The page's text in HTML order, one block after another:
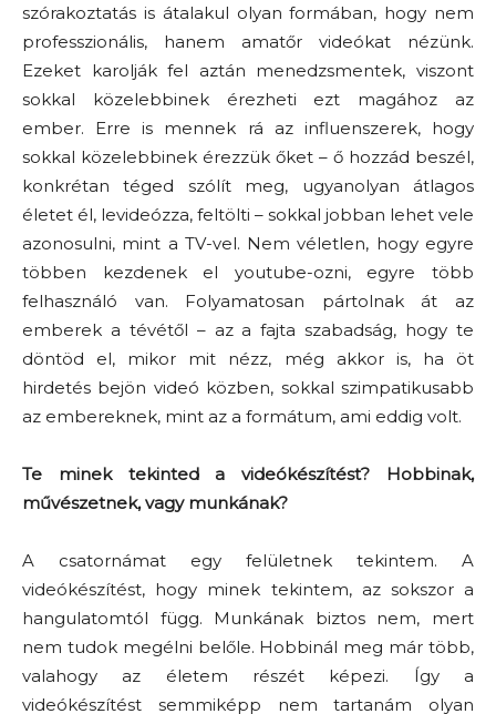
szórakoztatás is átalakul olyan formában, hogy nem
professzionális, hanem amatőr videókat nézünk.
Ezeket karolják fel aztán menedzsmentek, viszont
sokkal közelebbinek érezheti ezt magához az
ember. Erre is mennek rá az influenszerek, hogy
sokkal közelebbinek érezzük őket – ő hozzád beszél,
konkrétan téged szólít meg, ugyanolyan átlagos
életet él, levideózza, feltölti – sokkal jobban lehet vele
azonosulni, mint a TV-vel. Nem véletlen, hogy egyre
többen kezdenek el youtube-ozni, egyre több
felhasználó van. Folyamatosan pártolnak át az
emberek a tévétől – az a fajta szabadság, hogy te
döntöd el, mikor mit nézz, még akkor is, ha öt
hirdetés bejön videó közben, sokkal szimpatikusabb
az embereknek, mint az a formátum, ami eddig volt.
Te minek tekinted a videókészítést? Hobbinak,
művészetnek, vagy munkának?
A csatornámat egy felületnek tekintem. A
videókészítést, hogy minek tekintem, az sokszor a
hangulatomtól függ. Munkának biztos nem, mert
nem tudok megélni belőle. Hobbinál meg már több,
valahogy az életem részét képezi. Így a
videókészítést semmiképp nem tartanám olyan